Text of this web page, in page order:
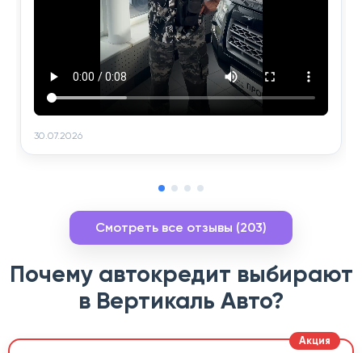
30.07.2026
Смотреть все отзывы (203)
Почему автокредит выбирают
в Вертикаль Авто?